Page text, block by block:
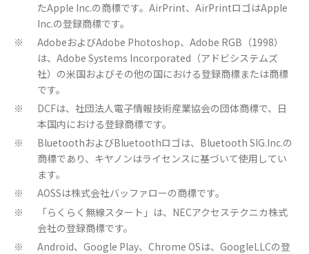
たApple Inc.の商標です。AirPrint、AirPrintロゴはApple
Inc.の登録商標です。
※
AdobeおよびAdobe Photoshop、Adobe RGB（1998）
は、Adobe Systems Incorporated（アドビシステムズ
社）の米国およびその他の国における登録商標または商標
です。
※
DCFは、社団法人電子情報技術産業協会の団体商標で、日
本国内における登録商標です。
※
BluetoothおよびBluetoothロゴは、Bluetooth SIG.Inc.の
商標であり、キヤノンはライセンスに基づいて使用してい
ます。
※ AOSSは株式会社バッファローの商標です。
※
「らくらく無線スタート」は、NECアクセステクニカ株式
会社の登録商標です。
※
Android、Google Play、Chrome OSは、GoogleLLCの登